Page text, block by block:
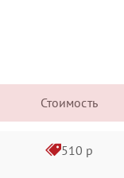
Стоимость
510 р